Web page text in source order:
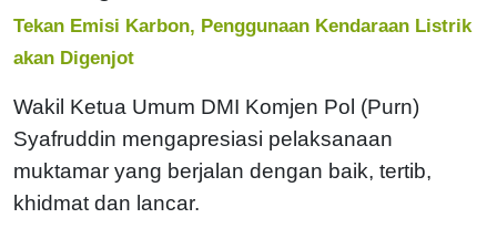
Tekan Emisi Karbon, Penggunaan Kendaraan Listrik
akan Digenjot
Wakil Ketua Umum DMI Komjen Pol (Purn)
Syafruddin mengapresiasi pelaksanaan
muktamar yang berjalan dengan baik, tertib,
khidmat dan lancar.